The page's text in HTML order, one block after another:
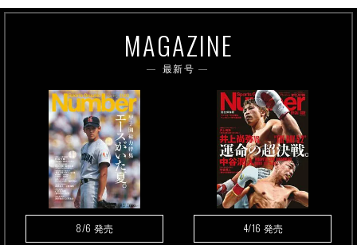
MAGAZINE
最新号
8/6 発売 4/16 発売